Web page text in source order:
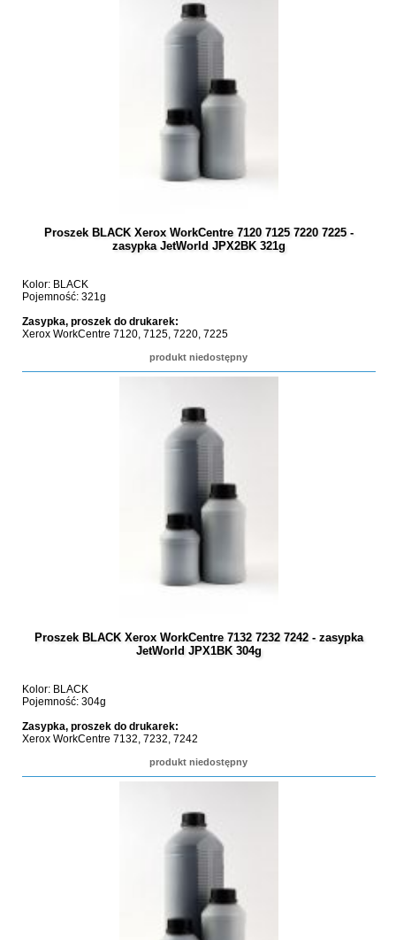
Proszek BLACK Xerox WorkCentre 7120 7125 7220 7225 -
zasypka JetWorld JPX2BK 321g
Kolor: BLACK
Pojemność: 321g
Zasypka, proszek do drukarek:
Xerox WorkCentre 7120, 7125, 7220, 7225
produkt niedostępny
Proszek BLACK Xerox WorkCentre 7132 7232 7242 - zasypka
JetWorld JPX1BK 304g
Kolor: BLACK
Pojemność: 304g
Zasypka, proszek do drukarek:
Xerox WorkCentre 7132, 7232, 7242
produkt niedostępny